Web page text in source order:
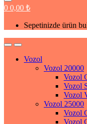
0 0,00 ₺
Sepetinizde ürün
Vozol
Vozol 20000
Vozol
Vozol
Vozol
Vozol 25000
Vozol
Vozol